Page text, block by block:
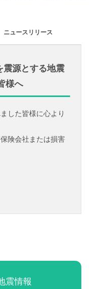
ニュースリリース
震源とする地震
様へ
した皆様に心より
険会社または損害
震情報